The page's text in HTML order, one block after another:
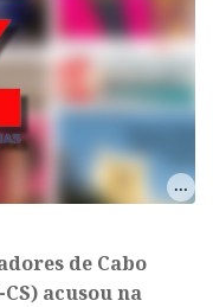
de Cabo
acusou na